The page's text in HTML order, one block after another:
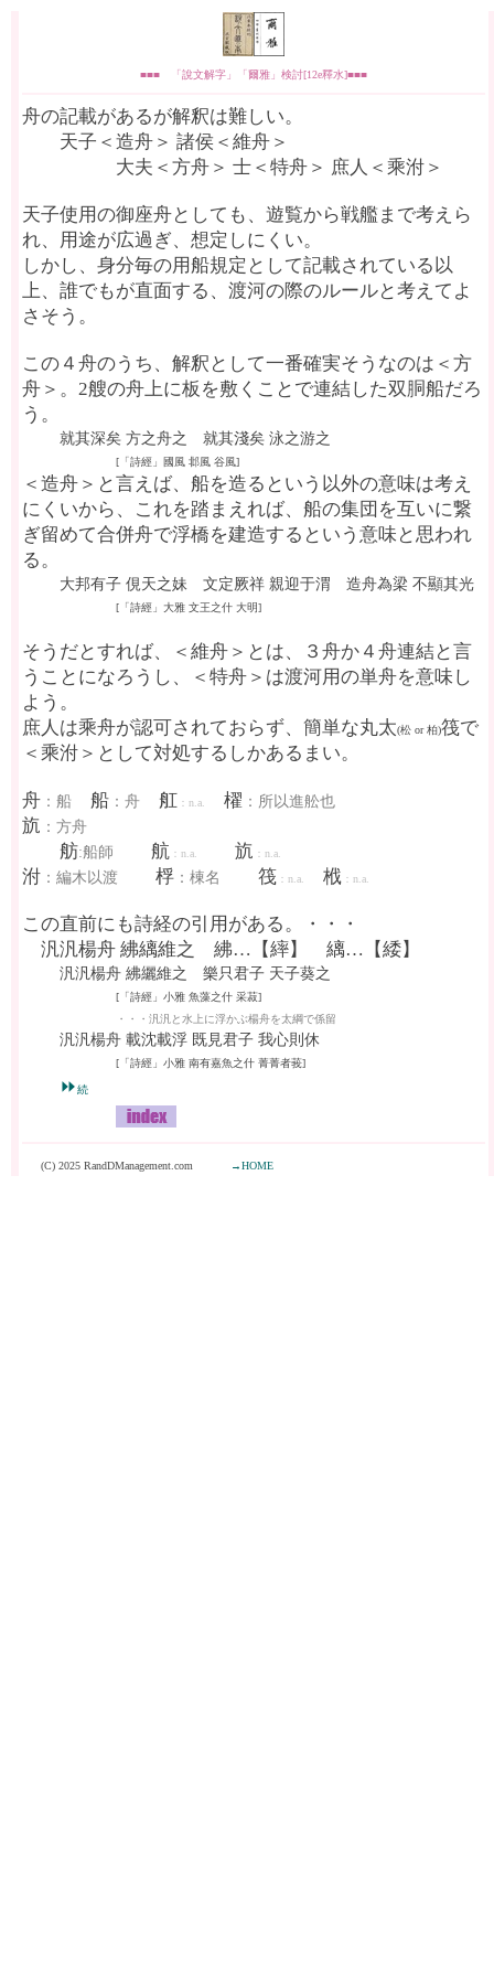
■■■ 「說文解字」「爾雅」検討[12e釋水]■■■
舟の記載があるが解釈は難しい。
天子＜造舟＞ 諸侯＜維舟＞
大夫＜方舟＞ 士＜特舟＞ 庶人＜乘泭＞
天子使用の御座舟としても、遊覧から戦艦まで考えら
れ、用途が広過ぎ、想定しにくい。
しかし、身分毎の用船規定として記載されている以
上、誰でもが直面する、渡河の際のルールと考えてよ
さそう。
この４舟のうち、解釈として一番確実そうなのは＜方
舟＞。2艘の舟上に板を敷くことで連結した双胴船だろ
う。
就其深矣 方之舟之 就其淺矣 泳之游之
[「詩經」國風 邶風 谷風]
＜造舟＞と言えば、船を造るという以外の意味は考え
にくいから、これを踏まえれば、船の集団を互いに繋
ぎ留めて合併舟で浮橋を建造するという意味と思われ
る。
大邦有子 俔天之妹 文定厥祥 親迎于渭 造舟為梁 不顯其光
[「詩經」大雅 文王之什 大明]
そうだとすれば、＜維舟＞とは、３舟か４舟連結と言
うことになろうし、＜特舟＞は渡河用の単舟を意味し
よう。
庶人は乘舟が認可されておらず、簡単な丸太(松 or 柏)筏で
＜乘泭＞として対処するしかあるまい。
舟 ：船 船 ：舟 舡 ：n.a. 櫂 ：所以進舩也
斻 ：方舟
舫:船師 航 ：n.a. 斻 ：n.a.
泭 ：編木以渡 桴 ：棟名 筏 ：n.a. 栰 ：n.a.
この直前にも詩経の引用がある。・・・
汎汎楊舟 紼縭維之 紼…【繂】 縭…【緌】
汎汎楊舟 紼纚維之 樂只君子 天子葵之
[「詩經」小雅 魚藻之什 采菽]
・・・汎汎と水上に浮かぶ楊舟を太綱で係留
汎汎楊舟 載沈載浮 既見君子 我心則休
[「詩經」小雅 南有嘉魚之什 菁菁者莪]
⏩続
(C) 2025 RandDManagement.com →HOME